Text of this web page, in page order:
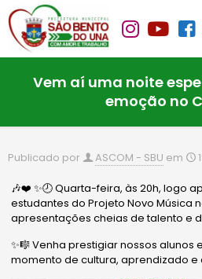
Vem aí uma noite
emoção no
Publicado por ASCOM - SBU em
🎶❤️ ✨🕗 Quarta-feira, às 20h, logo
estudantes do Projeto Novo Música
apresentações cheias de talento e
✨🎼 Venha prestigiar nossos alunos
momento de cultura, aprendizado